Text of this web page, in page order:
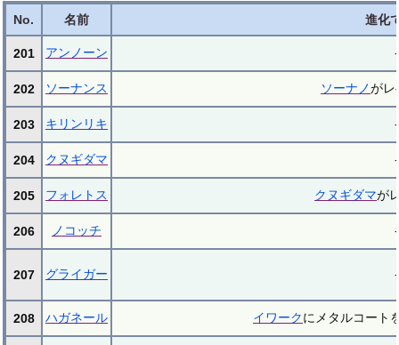
No. 名前 進化
201 アンノーン -
202 ソーナンス ソーナノがレ
203 キリンリキ -
204 クヌギダマ -
205 フォレトス クヌギダマが
206 ノコッチ -
207 グライガー -
208 ハガネール イワークにメタルコート